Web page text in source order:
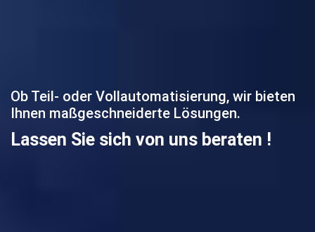
Ob Teil- oder Vollautomatisierung, wir bieten
Ihnen maßgeschneiderte Lösungen.
Lassen Sie sich von uns beraten !